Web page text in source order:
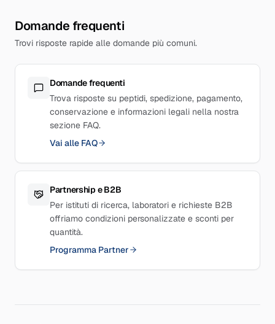
Domande frequenti
Trovi risposte rapide alle domande più comuni.
Domande frequenti
Trova risposte su peptidi, spedizione, pagamento,
conservazione e informazioni legali nella nostra
sezione FAQ.
Vai alle FAQ
Partnership e B2B
Per istituti di ricerca, laboratori e richieste B2B
offriamo condizioni personalizzate e sconti per
quantità.
Programma Partner